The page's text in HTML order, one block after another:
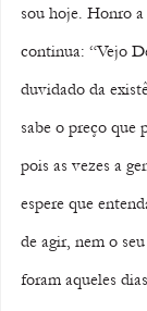
sou hoje. Honro
continua: “Vejo
duvidado da
sabe o preço que
pois as vezes a
espere que
de agir, nem o
foram aqueles